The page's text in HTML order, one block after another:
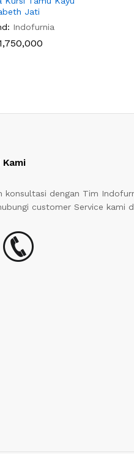
Jati
Indofurnia
konsultasi dengan Tim
customer Service kami